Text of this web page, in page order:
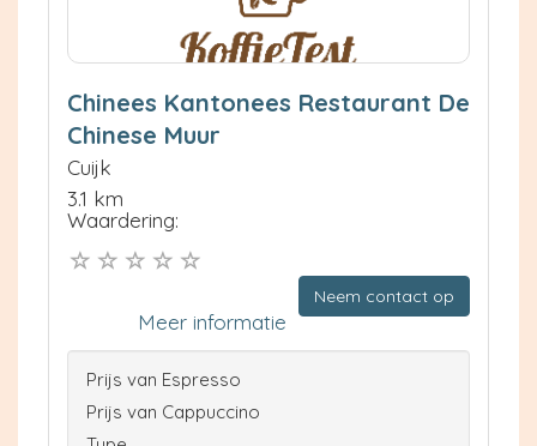
Chinees Kantonees Restaurant De
Chinese Muur
Cuijk
3.1 km
Waardering:
Neem contact op
Meer informatie
Prijs van Espresso
Prijs van Cappuccino